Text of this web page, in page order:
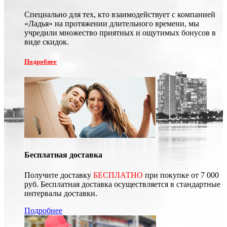
Специально для тех, кто взаимодействует с компанией
«Ладья» на протяжении длительного времени, мы
учредили множество приятных и ощутимых бонусов в
виде скидок.
Подробнее
Бесплатная доставка
Получите доставку БЕСПЛАТНО при покупке от 7 000
руб. Бесплатная доставка осуществляется в стандартные
интервалы доставки.
Подробнее